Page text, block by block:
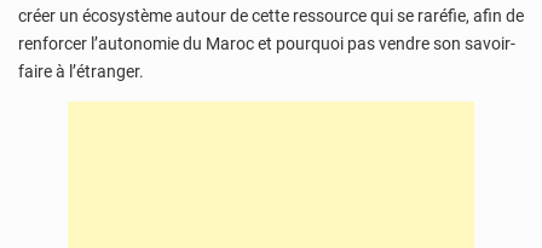
créer un écosystème autour de cette ressource qui se raréfie, afin de
renforcer l’autonomie du Maroc et pourquoi pas vendre son savoir-
faire à l’étranger.